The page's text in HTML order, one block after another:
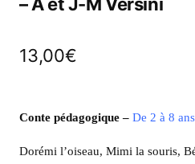
13,00€
Conte pédagogique – De 2 à 8 ans
Dorémi l’oiseau, Mimi la souris,